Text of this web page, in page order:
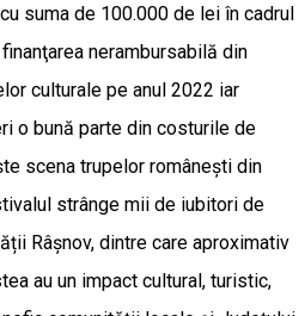
suma de 100.000 de lei în cadrul
nerambursabilă din
culturale pe anul 2022 iar
o bună parte din costurile de
scena trupelor românești din
strânge mii de iubitori de
Râșnov, dintre care aproximativ
au un impact cultural, turistic,